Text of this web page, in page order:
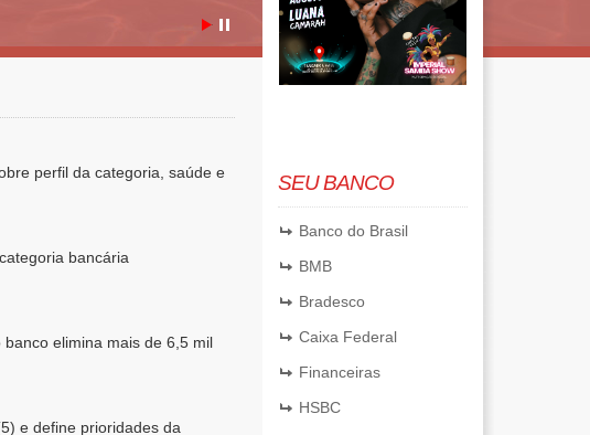
perfil da categoria, saúde e
bancária
elimina mais de 6,5 mil
e define prioridades da
SEU BANCO
Banco do Brasil
BMB
Bradesco
Caixa Federal
Financeiras
HSBC